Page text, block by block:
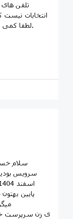
تلفن
انتخابات نیست
لطفا کمی در روزهای سخت با مردم همراهی بفرمایید.
سلام
سرویس
پایین
ی زن سرپرست